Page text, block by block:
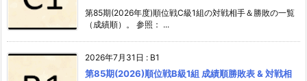
第85期(2026年度)順位戦C級1組の対戦相手＆勝敗の一覧
（成績順）。 参照： ...
2026年7月31日 : B1
第85期(2026)順位戦B級1組 成績順勝敗表 & 対戦相